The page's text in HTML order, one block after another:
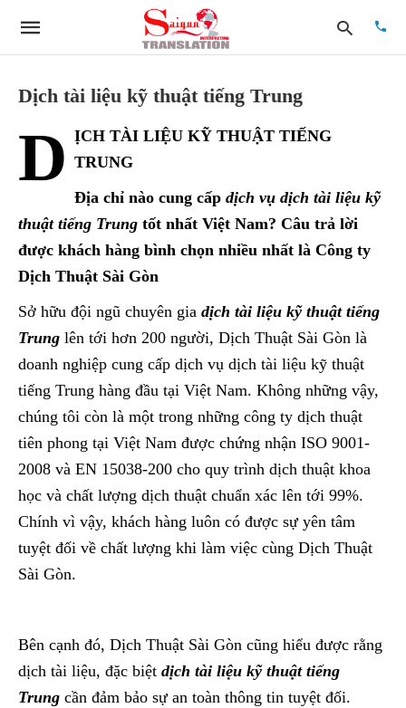
and
Dịch tài liệu kỹ thuật tiếng Trung
D ỊCH TÀI LIỆU KỸ THUẬT TIẾNG
TRUNG
Địa chỉ nào cung cấp dịch vụ dịch tài liệu kỹ
thuật tiếng Trung tốt nhất Việt Nam? Câu trả lời
được khách hàng bình chọn nhiều nhất là Công ty
Dịch Thuật Sài Gòn
Sở hữu đội ngũ chuyên gia dịch tài liệu kỹ thuật tiếng
Trung lên tới hơn 200 người, Dịch Thuật Sài Gòn là
doanh nghiệp cung cấp dịch vụ dịch tài liệu kỹ thuật
tiếng Trung hàng đầu tại Việt Nam. Không những vậy,
chúng tôi còn là một trong những công ty dịch thuật
tiên phong tại Việt Nam được chứng nhận ISO 9001-
2008 và EN 15038-200 cho quy trình dịch thuật khoa
học và chất lượng dịch thuật chuẩn xác lên tới 99%.
Chính vì vậy, khách hàng luôn có được sự yên tâm
tuyệt đối về chất lượng khi làm việc cùng Dịch Thuật
Sài Gòn.
Bên cạnh đó, Dịch Thuật Sài Gòn cũng hiểu được rằng
dịch tài liệu, đặc biệt dịch tài liệu kỹ thuật tiếng
Trung cần đảm bảo sự an toàn thông tin tuyệt đối.